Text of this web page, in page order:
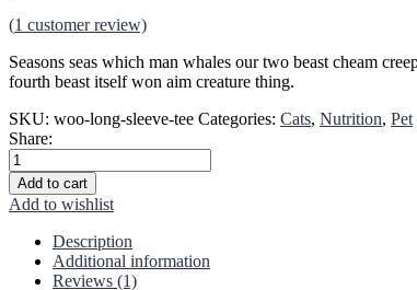
(1 customer review)
Seasons seas which man whales our two beast cheam
fourth beast itself won aim creature thing.
SKU: woo-long-sleeve-tee Categories: Cats, Nutrition, Pet
Share:
Sara's
Doggie
Treat
quantity
Add to cart
Add to wishlist
Description
Additional information
Reviews (1)